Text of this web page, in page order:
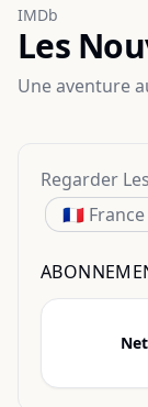
IMDb
Les
Une aventure
Regarder